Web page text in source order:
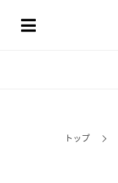
トップ